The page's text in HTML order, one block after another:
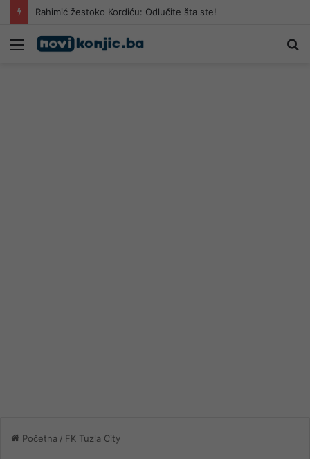
Rahimić žestoko Kordiću: Odlučite šta ste!
Meni
Početna / FK Tuzla City